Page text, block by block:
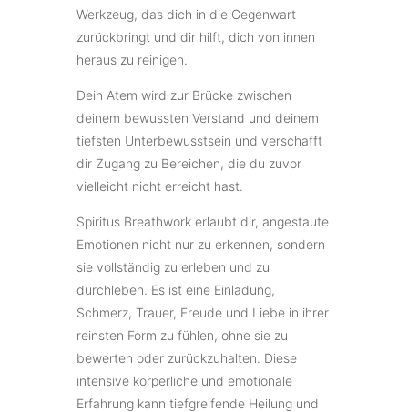
Werkzeug, das dich in die Gegenwart
zurückbringt und dir hilft, dich von innen
heraus zu reinigen.
Dein Atem wird zur Brücke zwischen
deinem bewussten Verstand und deinem
tiefsten Unterbewusstsein und verschafft
dir Zugang zu Bereichen, die du zuvor
vielleicht nicht erreicht hast.
Spiritus Breathwork erlaubt dir, angestaute
Emotionen nicht nur zu erkennen, sondern
sie vollständig zu erleben und zu
durchleben. Es ist eine Einladung,
Schmerz, Trauer, Freude und Liebe in ihrer
reinsten Form zu fühlen, ohne sie zu
bewerten oder zurückzuhalten. Diese
intensive körperliche und emotionale
Erfahrung kann tiefgreifende Heilung und